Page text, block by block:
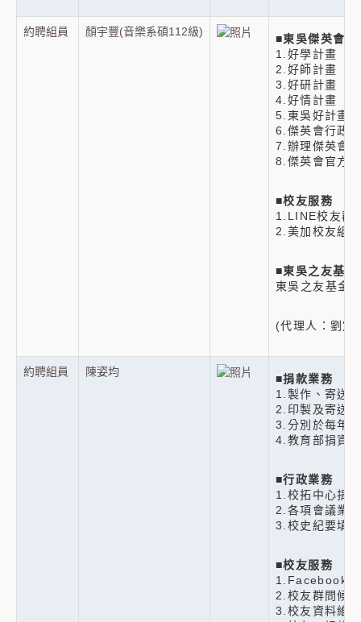
約聘組員 顏宇豐(音樂系碩112級)
■東吳傑英會
1.好學計畫
2.好師計畫
3.好研計畫
4.好情計畫
5.東吳好計畫
6.傑英會行政
7.辦理傑英會
8.傑英會官方
■校友服務
1.LINE校友群
2.美加校友組
■東吳之友基金
東吳之友基金
(代理人：劉定
約聘組員 陳姿均
■捐款業務
1.製作、寄送
2.印製及寄送
3.分別於每年3
4.教育部捐資
■行政業務
1.校拓中心捐
2.各項會議業
3.校史紀要填
■校友服務
1.Facebook粉
2.校友群問候
3.校友資料維